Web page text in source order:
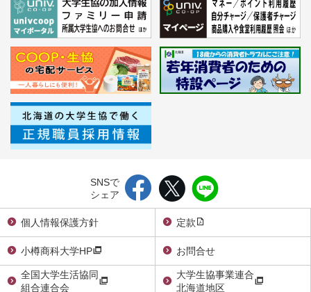
SNSで
シェア
個人情報保護方針
定款
小樽商科大学HP
お問合せ
全国大学生活協同
組合連合会
大学生協事業連合
北海道地区